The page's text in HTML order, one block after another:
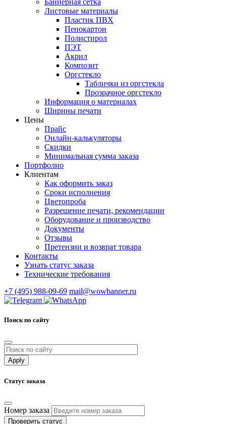
Баннерная сетка
Листовые материалы
Пластик ПВХ
Пенокартон
Полистирол
ПЭТ
Акрил
Композит
Оргстекло
Таблички из оргстекла
Прозрачное оргстекло
Информация о материалах
Ширины печати
Цены
Прайс
Онлайн-калькуляторы
Скидки
Минимальная сумма заказа
Портфолио
Клиентам
Как оформить заказ
Сроки исполнения
Цветопроба
Разрешение печати, рекомендации
Оборудование и производство
Документы
Отзывы
Претензии и возврат товара
Контакты
Узнать статус заказа
Технические требования
+7 (495) 988-09-69 mail@wowbanner.ru
Поиск по сайту
Статус заказа
Номер заказа
Проверить статус